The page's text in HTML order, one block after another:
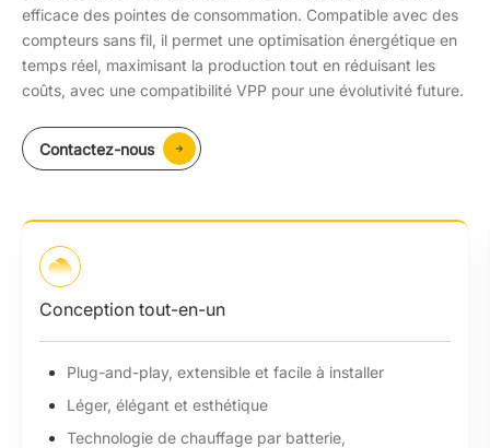
efficace des pointes de consommation. Compatible avec des
compteurs sans fil, il permet une optimisation énergétique en
temps réel, maximisant la production tout en réduisant les
coûts, avec une compatibilité VPP pour une évolutivité future.
Contactez-nous
Conception tout-en-un
Plug-and-play, extensible et facile à installer
Léger, élégant et esthétique
Technologie de chauffage par batterie,